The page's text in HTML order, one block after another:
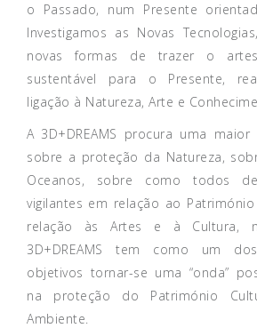
o Passado, num Presente
Investigamos as Novas
novas formas de trazer o
sustentável para o Presente,
ligação à Natureza, Arte e
A 3D+DREAMS procura uma maior
sobre a proteção da Natureza,
Oceanos, sobre como todos
vigilantes em relação ao
relação às Artes e à Cultura,
3D+DREAMS tem como um
objetivos tornar-se uma “onda”
na proteção do Património
Ambiente.